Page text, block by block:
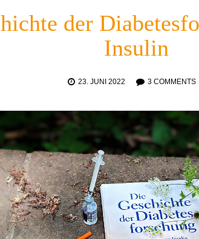
der
Insulin
23. JUNI 2022 3 COMMENTS